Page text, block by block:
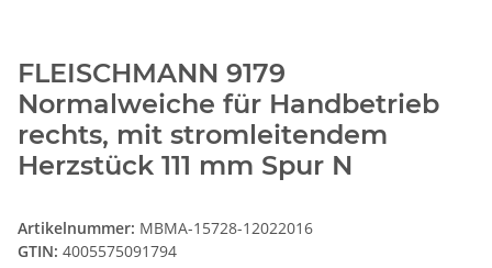
FLEISCHMANN 9179
Normalweiche für Handbetrieb
rechts, mit stromleitendem
Herzstück 111 mm Spur N
Artikelnummer: MBMA-15728-12022016
GTIN: 4005575091794